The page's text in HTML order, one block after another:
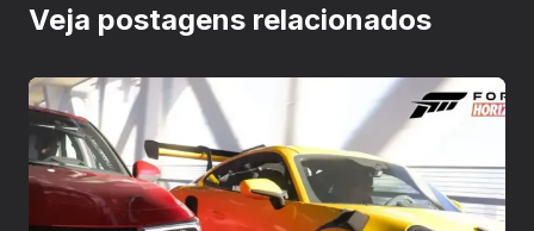
Veja postagens relacionados